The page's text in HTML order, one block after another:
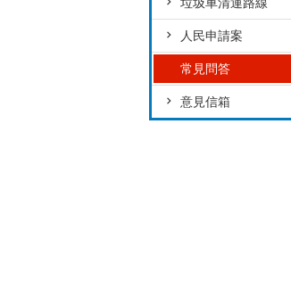
人民申請案
常見問答
意見信箱